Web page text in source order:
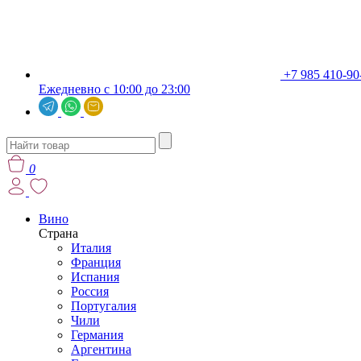
+7 985 410-
Ежедневно с 10:00 до 23:00
0
Вино
Страна
Италия
Франция
Испания
Россия
Португалия
Чили
Германия
Аргентина